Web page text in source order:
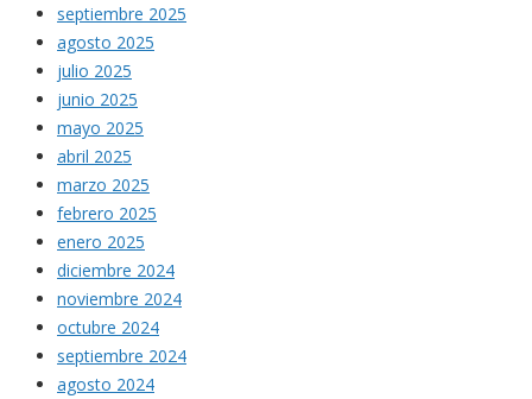
septiembre 2025
agosto 2025
julio 2025
junio 2025
mayo 2025
abril 2025
marzo 2025
febrero 2025
enero 2025
diciembre 2024
noviembre 2024
octubre 2024
septiembre 2024
agosto 2024